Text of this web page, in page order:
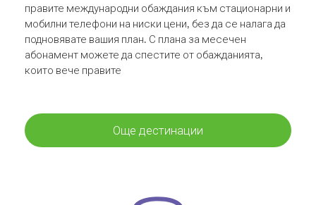
правите международни обаждания към стационарни и
мобилни телефони на ниски цени, без да се налага да
подновявате вашия план. С плана за месечен
абонамент можете да спестите от обажданията,
които вече правите
Още дестинации